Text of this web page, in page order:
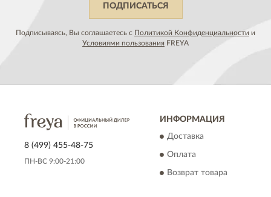
ПОДПИСАТЬСЯ
Подписываясь, Вы соглашаетесь с Политикой Конфиденциальности и
Условиями пользования FREYA
8 (499) 455-48-75
ПН-ВС 9:00-21:00
ИНФОРМАЦИЯ
Доставка
Оплата
Возврат товара